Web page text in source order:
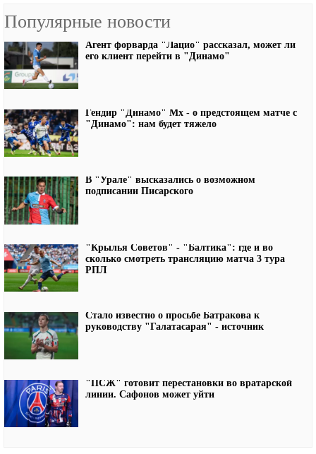
Популярные новости
Агент форварда "Лацио" рассказал, может ли
его клиент перейти в "Динамо"
Гендир "Динамо" Мх - о предстоящем матче с
"Динамо": нам будет тяжело
В "Урале" высказались о возможном
подписании Писарского
"Крылья Советов" - "Балтика": где и во
сколько смотреть трансляцию матча 3 тура
РПЛ
Стало известно о просьбе Батракова к
руководству "Галатасарая" - источник
"ПСЖ" готовит перестановки во вратарской
линии. Сафонов может уйти